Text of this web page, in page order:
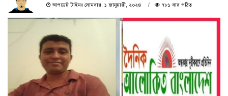
আপডেট টাইমঃ সোমবার, ১ জানুয়ারী, ২০২৪
৭৮১ বার পঠিত